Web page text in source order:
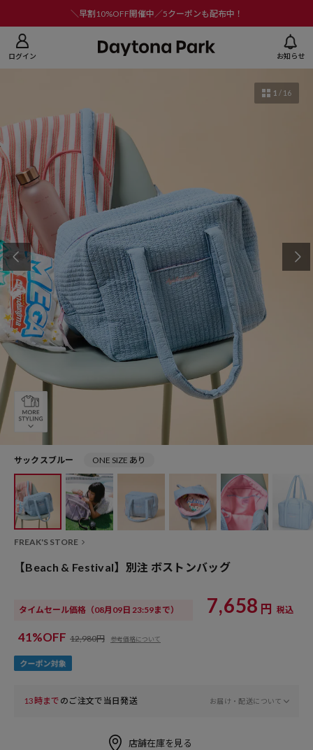
＼早割10%OFF開催中／5クーポンも配布中！
ログイン お知らせ
1 / 16
サックスブルー ONE SIZE あり
FREAK'S STORE
【Beach & Festival】別注 ボストンバッグ
タイムセール価格 （08月09日 23:59まで） 7,658 円 税込
41%OFF 12,980円 参考価格について
13時まで のご注文で当日発送 お届け・配送について
店舗在庫を見る